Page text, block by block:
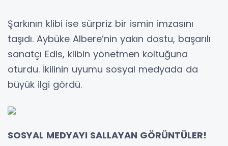
Şarkının klibi ise sürpriz bir ismin imzasını
taşıdı. Aybüke Albere’nin yakın dostu, başarılı
sanatçı Edis, klibin yönetmen koltuğuna
oturdu. İkilinin uyumu sosyal medyada da
büyük ilgi gördü.
SOSYAL MEDYAYI SALLAYAN GÖRÜNTÜLER!